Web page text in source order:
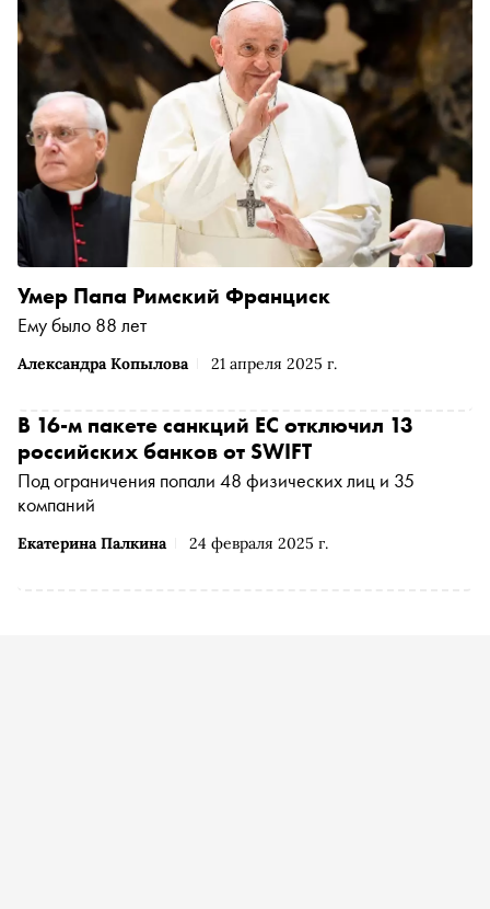
Александра Копылова 21 апреля 2025 г.
Умер Папа Римский Франциск
Ему было 88 лет
Екатерина Палкина 24 февраля 2025 г.
В 16-м пакете санкций ЕС отключил 13
российских банков от SWIFT
Под ограничения попали 48 физических лиц и 35
компаний